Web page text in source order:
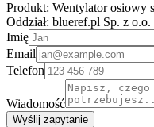
Produkt: Wentylator osiowy
Oddział: blueref.pl Sp. z o.o.
Imię
Email
Telefon
Wiadomość
Wyślij zapytanie